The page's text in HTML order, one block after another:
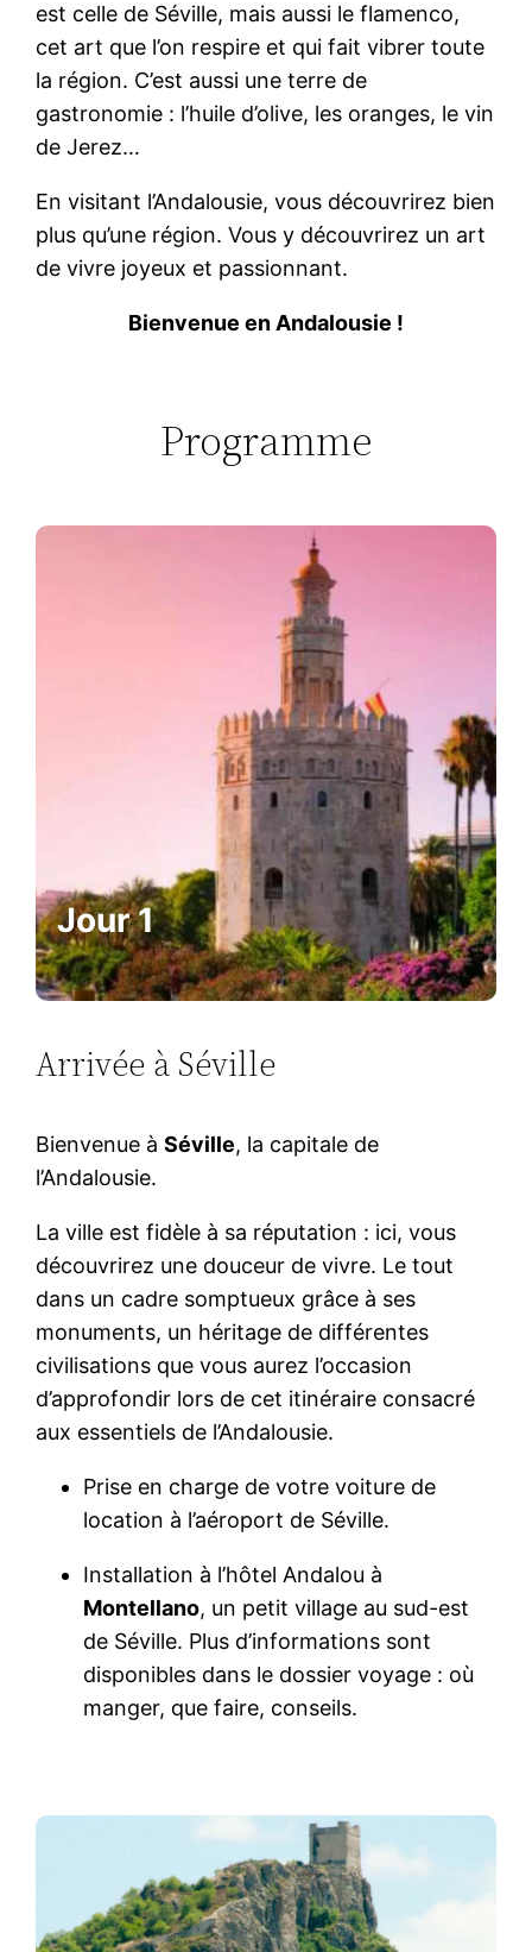
est celle de Séville, mais aussi le flamenco,
cet art que l’on respire et qui fait vibrer toute
la région. C’est aussi une terre de
gastronomie : l’huile d’olive, les oranges, le vin
de Jerez…
En visitant l’Andalousie, vous découvrirez bien
plus qu’une région. Vous y découvrirez un art
de vivre joyeux et passionnant.
Bienvenue en Andalousie !
Programme
Jour 1
Arrivée à Séville
Bienvenue àSéville, la capitale de
l’Andalousie.
La ville est fidèle à sa réputation : ici, vous
découvrirez une douceur de vivre. Le tout
dans un cadre somptueux grâce à ses
monuments, un héritage de différentes
civilisations que vous aurez l’occasion
d’approfondir lors de cet itinéraire consacré
aux essentiels de l’Andalousie.
Prise en charge de votre voiture de
location à l’aéroport de Séville.
Installation à l’hôtel Andalou à
Montellano, un petit village au sud-est
de Séville. Plus d’informations sont
disponibles dans le dossier voyage : où
manger, que faire, conseils.